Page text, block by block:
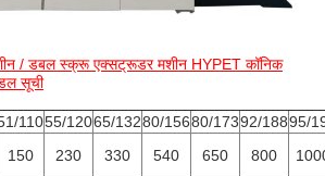
/ डबल स्क्रू एक्सट्रूडर मशीन HYPET कॉनिक
सूची
11055/12065/13280/15680/17392/18895/
150 230 330 540 650 800